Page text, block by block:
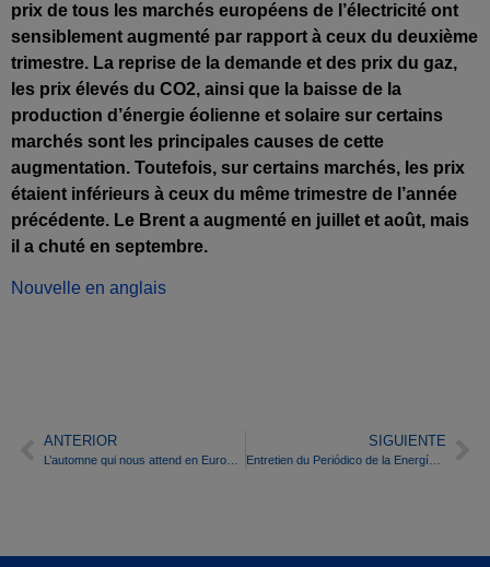
prix de tous les marchés européens de l’électricité ont
sensiblement augmenté par rapport à ceux du deuxième
trimestre. La reprise de la demande et des prix du gaz,
les prix élevés du CO2, ainsi que la baisse de la
production d’énergie éolienne et solaire sur certains
marchés sont les principales causes de cette
augmentation. Toutefois, sur certains marchés, les prix
étaient inférieurs à ceux du même trimestre de l’année
précédente. Le Brent a augmenté en juillet et août, mais
il a chuté en septembre.
Nouvelle en anglais
ANTERIOR SIGUIENTE